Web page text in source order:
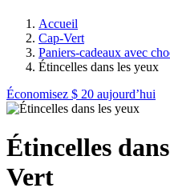
Accueil
Cap-Vert
Paniers-cadeaux avec
Étincelles dans les yeux
Économisez $ 20 aujourd’hui
Étincelles
Vert